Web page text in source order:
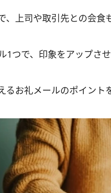
、上司や取引先との会食
1つで、印象をアップさ
るお礼メールのポイント